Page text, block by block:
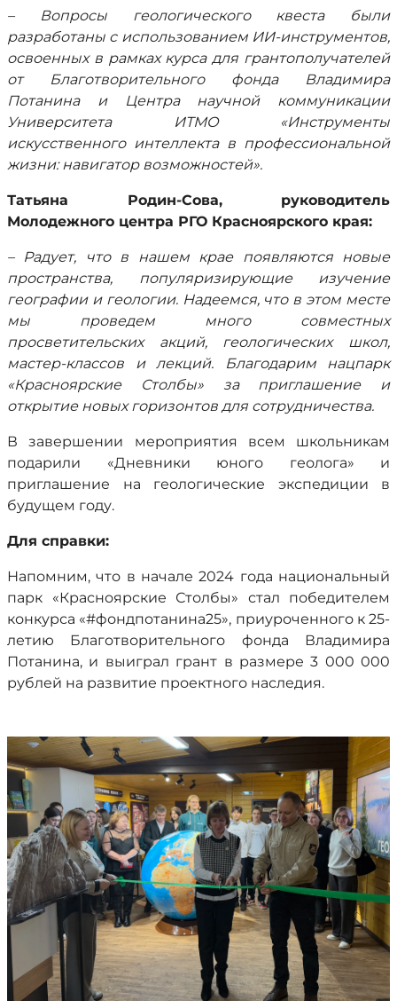
– Вопросы геологического квеста были
разработаны с использованием ИИ-инструментов,
освоенных в рамках курса для грантополучателей
от Благотворительного фонда Владимира
Потанина и Центра научной коммуникации
Университета ИТМО «Инструменты
искусственного интеллекта в профессиональной
жизни: навигатор возможностей».
Татьяна Родин-Сова, руководитель
Молодежного центра РГО Красноярского края:
– Радует, что в нашем крае появляются новые
пространства, популяризирующие изучение
географии и геологии. Надеемся, что в этом месте
мы проведем много совместных
просветительских акций, геологических школ,
мастер-классов и лекций. Благодарим нацпарк
«Красноярские Столбы» за приглашение и
открытие новых горизонтов для сотрудничества.
В завершении мероприятия всем школьникам
подарили «Дневники юного геолога» и
приглашение на геологические экспедиции в
будущем году.
Для справки:
Напомним, что в начале 2024 года национальный
парк «Красноярские Столбы» стал победителем
конкурса «#фондпотанина25», приуроченного к 25-
летию Благотворительного фонда Владимира
Потанина, и выиграл грант в размере 3 000 000
рублей на развитие проектного наследия.